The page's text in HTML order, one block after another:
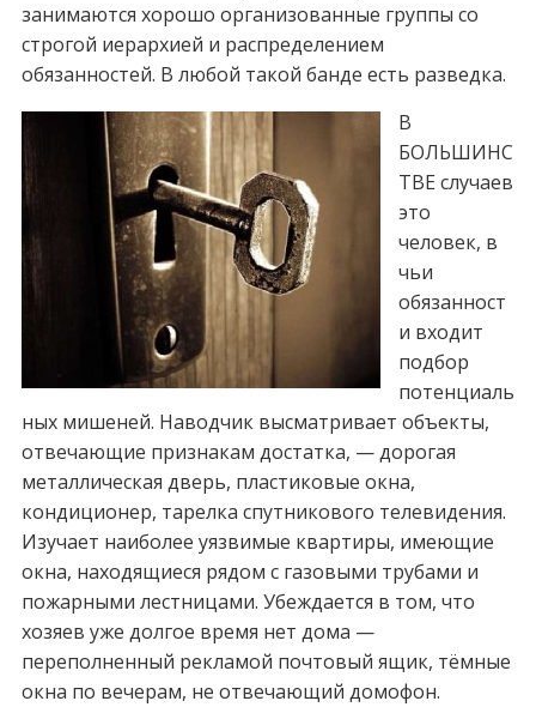
занимаются хорошо организованные группы со
строгой иерархией и распределением
обязанностей. В любой такой банде есть разведка.
В
БОЛЬШИНС
ТВЕ случаев
это
человек, в
чьи
обязанност
и входит
подбор
потенциаль
ных мишеней. Наводчик высматривает объекты,
отвечающие признакам достатка, — дорогая
металлическая дверь, пластиковые окна,
кондиционер, тарелка спутникового телевидения.
Изучает наиболее уязвимые квартиры, имеющие
окна, находящиеся рядом с газовыми трубами и
пожарными лестницами. Убеждается в том, что
хозяев уже долгое время нет дома —
переполненный рекламой почтовый ящик, тёмные
окна по вечерам, не отвечающий домофон.